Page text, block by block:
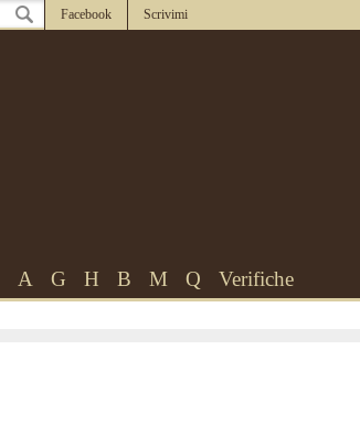
Facebook Scrivimi
A G H B M Q Verifiche